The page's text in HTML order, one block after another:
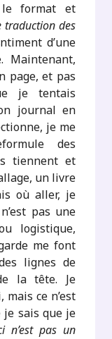
format et
traduction des
d’une
Maintenant,
page, et pas
je tentais
journal en
je me
des
tiennent et
un livre
où aller, je
pas une
logistique,
me font
lignes de
la tête. Je
ce n’est
je sais que je
n’est pas un